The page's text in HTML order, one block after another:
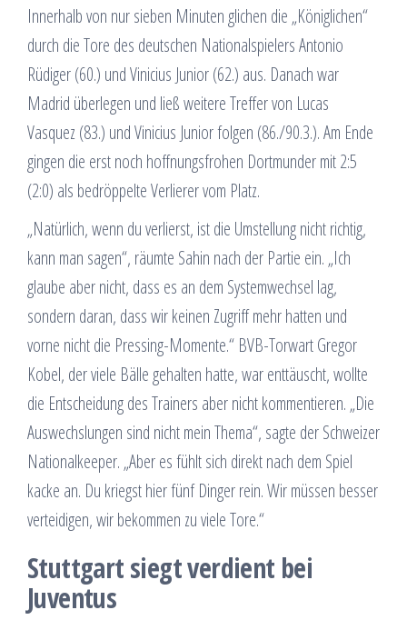
Innerhalb von nur sieben Minuten glichen die „Königlichen“
durch die Tore des deutschen Nationalspielers Antonio
Rüdiger (60.) und Vinicius Junior (62.) aus. Danach war
Madrid überlegen und ließ weitere Treffer von Lucas
Vasquez (83.) und Vinicius Junior folgen (86./90.3.). Am Ende
gingen die erst noch hoffnungsfrohen Dortmunder mit 2:5
(2:0) als bedröppelte Verlierer vom Platz.
„Natürlich, wenn du verlierst, ist die Umstellung nicht richtig,
kann man sagen“, räumte Sahin nach der Partie ein. „Ich
glaube aber nicht, dass es an dem Systemwechsel lag,
sondern daran, dass wir keinen Zugriff mehr hatten und
vorne nicht die Pressing-Momente.“ BVB-Torwart Gregor
Kobel, der viele Bälle gehalten hatte, war enttäuscht, wollte
die Entscheidung des Trainers aber nicht kommentieren. „Die
Auswechslungen sind nicht mein Thema“, sagte der Schweizer
Nationalkeeper. „Aber es fühlt sich direkt nach dem Spiel
kacke an. Du kriegst hier fünf Dinger rein. Wir müssen besser
verteidigen, wir bekommen zu viele Tore.“
Stuttgart siegt verdient bei
Juventus